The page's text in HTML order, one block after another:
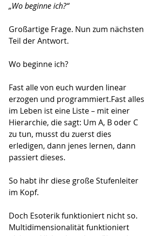
„Wo beginne ich?“
Großartige Frage. Nun zum nächsten
Teil der Antwort.
Wo beginne ich?
Fast alle von euch wurden linear
erzogen und programmiert.Fast alles
im Leben ist eine Liste – mit einer
Hierarchie, die sagt: Um A, B oder C
zu tun, musst du zuerst dies
erledigen, dann jenes lernen, dann
passiert dieses.
So habt ihr diese große Stufenleiter
im Kopf.
Doch Esoterik funktioniert nicht so.
Multidimensionalität funktioniert